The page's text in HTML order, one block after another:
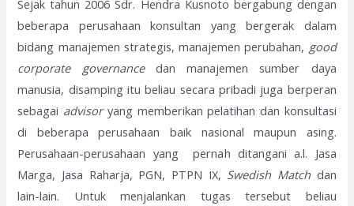
Sejak tahun 2006 Sdr. Hendra Kusnoto bergabung dengan
beberapa perusahaan konsultan yang bergerak dalam
bidang manajemen strategis, manajemen perubahan, good
corporate governancedan manajemen sumber daya
manusia, disamping itu beliau secara pribadi juga berperan
sebagai advisor yang memberikan pelatihan dan konsultasi
di beberapa perusahaan baik nasional maupun asing.
Perusahaan-perusahaan yang pernah ditangani a.l. Jasa
Marga, Jasa Raharja, PGN, PTPN IX, Swedish Match dan
lain-lain. Untuk menjalankan tugas tersebut beliau